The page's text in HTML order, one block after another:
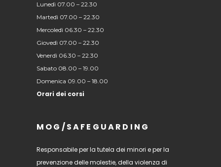
Lunedì 07.00 – 22.30
Martedì 07.00 – 22.30
Mercoledì 06.30 – 22.30
Giovedì 07.00 – 22.30
Venerdì 06.30 – 22.30
Sabato 08.00 – 19.00
Domenica 09.00 – 18.00
Orari dei corsi
MOG/SAFEGUARDING
Responsabile per la tutela dei minori e per la
prevenzione delle molestie, della violenza di